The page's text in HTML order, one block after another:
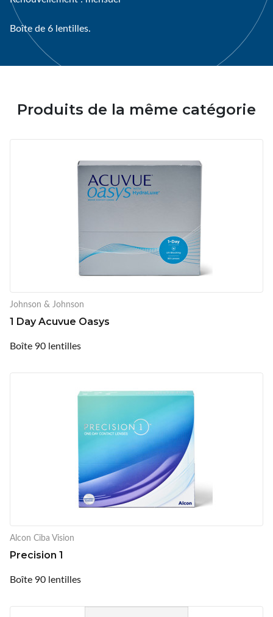
Boîte de 6 lentilles.
Produits de la même catégorie
Johnson & Johnson
1 Day Acuvue Oasys
Boîte 90 lentilles
Alcon Ciba Vision
Precision 1
Boîte 90 lentilles